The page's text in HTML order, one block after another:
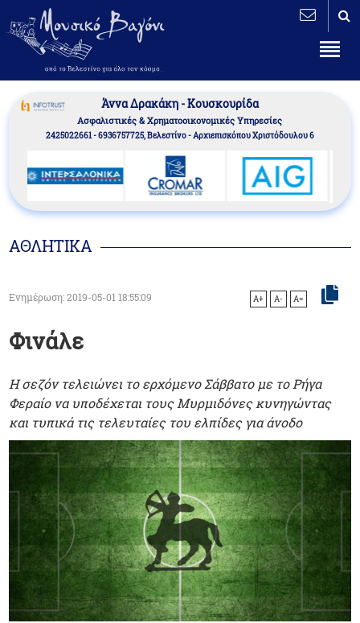
Άννα Δρακάκη - Κουσκουρίδα
Aσφαλιστικές & Χρηματοοικονομικές Υπηρεσίες
2425022661 - 6936757725, Βελεστίνο - Αρχιεπισκόπου Χριστόδουλου 6
ΑΘΛΗΤΙΚΑ
Ενημέρωση: 2019-05-01 18:55:09 A+ A- A=
Φινάλε
Η σεζόν τελειώνει το ερχόμενο Σάββατο με το Ρήγα
Φεραίο να υποδέχεται τους Μυρμιδόνες κυνηγώντας
και τυπικά τις τελευταίες του ελπίδες για άνοδο